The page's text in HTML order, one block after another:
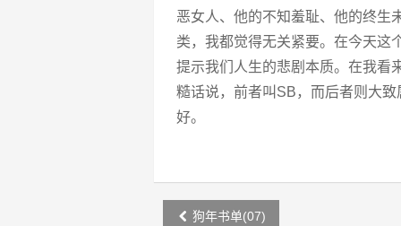
恶女人、他的不知羞耻、他的终生
类，我都觉得无关紧要。在今天这
提示我们人生的悲剧本质。在我看
糙话说，前者叫SB，而后者则大
好。
Post狗年书单(07)